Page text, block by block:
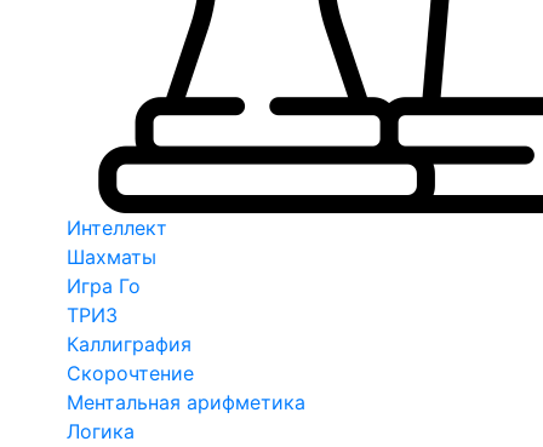
Интеллект
Шахматы
Игра Го
ТРИЗ
Каллиграфия
Скорочтение
Ментальная арифметика
Логика